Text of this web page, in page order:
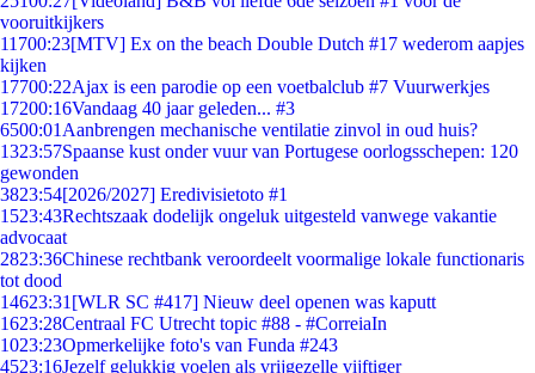
vooruitkijkers
11700:23[MTV] Ex on the beach Double Dutch #17 wederom aapjes
kijken
17700:22Ajax is een parodie op een voetbalclub #7 Vuurwerkjes
17200:16Vandaag 40 jaar geleden... #3
6500:01 Aanbrengen mechanische ventilatie zinvol in oud huis?
1323:57Spaanse kust onder vuur van Portugese oorlogsschepen: 120
gewonden
3823:54[2026/2027] Eredivisietoto #1
1523:43Rechtszaak dodelijk ongeluk uitgesteld vanwege vakantie
advocaat
2823:36Chinese rechtbank veroordeelt voormalige lokale functionaris
tot dood
14623:31 [WLR SC #417] Nieuw deel openen was kaputt
1623:28Centraal FC Utrecht topic #88 - #CorreiaIn
1023:23Opmerkelijke foto's van Funda #243
4523:16Jezelf gelukkig voelen als vrijgezelle vijftiger